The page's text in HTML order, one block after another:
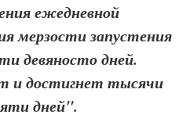
ежедневной
мерзости запустения
девяносто дней.
и достигнет тысячи
дней".